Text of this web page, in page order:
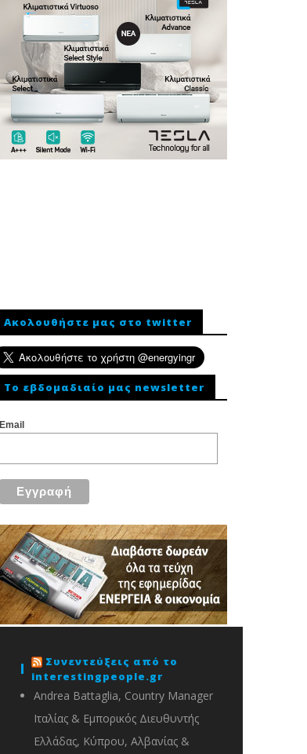
Ακολουθήστε μας στο twitter
To εβδομαδιαίο μας newsletter
Email
Συνεντεύξεις από το
interestingpeople.gr
Andrea Battaglia, Country Manager
Ιταλίας & Εμπορικός Διευθυντής
Ελλάδας, Κύπρου, Αλβανίας &